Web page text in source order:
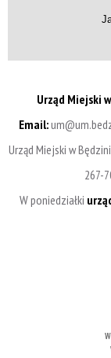
Urząd Miejski
Email:
Urząd Miejski w
267-
W poniedziałki